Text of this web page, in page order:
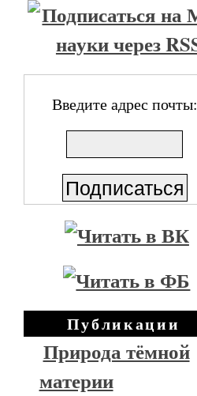
Введите адрес почты:
Публикации
Природа тёмной
материи